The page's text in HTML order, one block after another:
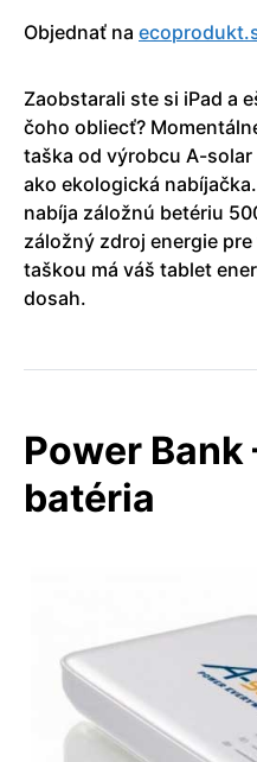
Objednať na
Zaobstarali ste si iPad a
čoho obliecť?
taška od výrobcu A-solar
ako ekologická
nabíja záložnú betériu
záložný zdroj energie
taškou má váš tablet
dosah.
Power Bank
batéria